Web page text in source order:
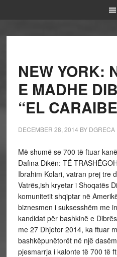
NEW YORK:
E MADHE
“EL
DECEMBER 28, 2014 BY DGRECA
Më shumë se 700 të ftuar
Dafina Dikën: TË
Ibrahim Kolari, vatran prej tre
Vatrës,ish kryetar i Shoqatës
komunitetit shqiptar në
biznesmen i suksesshëm me
kandidat për bashkinë e
me 27 Dhjetor 2014, ka ftuar
bashkëpunëtorët në një
pjesmarrja i kalonte të 700 të